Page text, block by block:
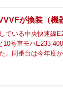
が換装（機
ている中央快速線
号車モハE233-
。同番台は今年度